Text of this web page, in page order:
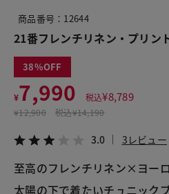
商品番号：12644
21番フレンチリネン・プリン
38
¥7,990 税込¥8,789
¥12,900 税込¥14,190
3.0 3レビュー
至高のフレンチリネン×ヨー
太陽の下で着たいチュニック
この商品をシェアする
¥7,990
税込¥8,789
LINE X